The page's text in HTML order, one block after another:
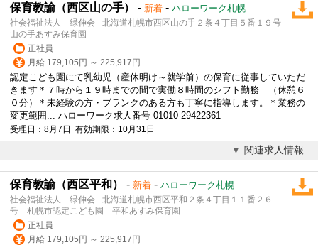
保育教諭（西区山の手） - 新着 - ハローワーク札幌
社会福祉法人 緑伸会 - 北海道札幌市西区山の手２条４丁目５番１９号
山の手あすみ保育園
正社員
月給 179,105円 ～ 225,917円
認定こども園にて乳幼児（産休明け～就学前）の保育に従事していただ
きます＊７時から１９時までの間で実働８時間のシフト勤務 （休憩６
０分）＊未経験の方・ブランクのある方も丁寧に指導します。＊業務の
変更範囲... ハローワーク求人番号 01010-29422361
受理日：8月7日 有効期限：10月31日
関連求人情報
保育教諭（西区平和） - 新着 - ハローワーク札幌
社会福祉法人 緑伸会 - 北海道札幌市西区平和２条４丁目１１番２６
号 札幌市認定こども園 平和あすみ保育園
正社員
月給 179,105円 ～ 225,917円